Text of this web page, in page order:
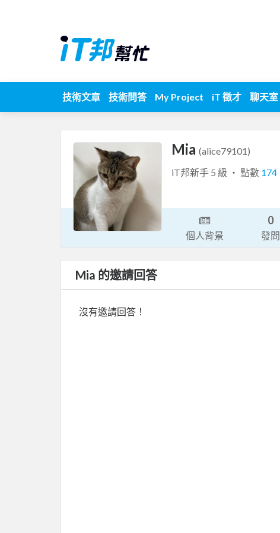
技術文章 技術問答 My Project iT 徵才 聊天室
Mia (alice79101)
iT邦新手 5 級 ‧ 點數 174
個人背景
0
發問
Mia 的邀請回答
沒有邀請回答！